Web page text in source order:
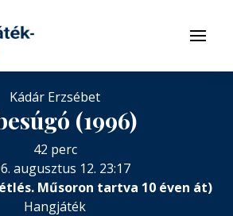
Menü
Kádár Erzsébet
(1996)
42 perc
augusztus 12. 23:17
Műsoron tartva 10 éven át)
Hangjáték